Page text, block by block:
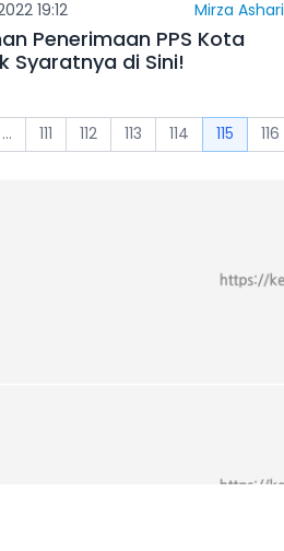
19:12 Mirza Ashari
Penerimaan PPS Kota
Syaratnya di Sini!
... 111 112 113 114 115 116